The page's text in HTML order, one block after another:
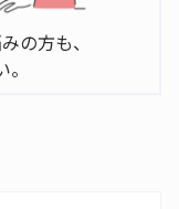
の方も、